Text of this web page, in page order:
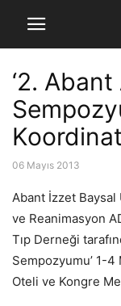
‘2.
06 Mayıs 2013
Abant İzzet
ve Reanimasyon
Tıp Derneği
Sempozyumu’ 1-4
Oteli ve Kongre